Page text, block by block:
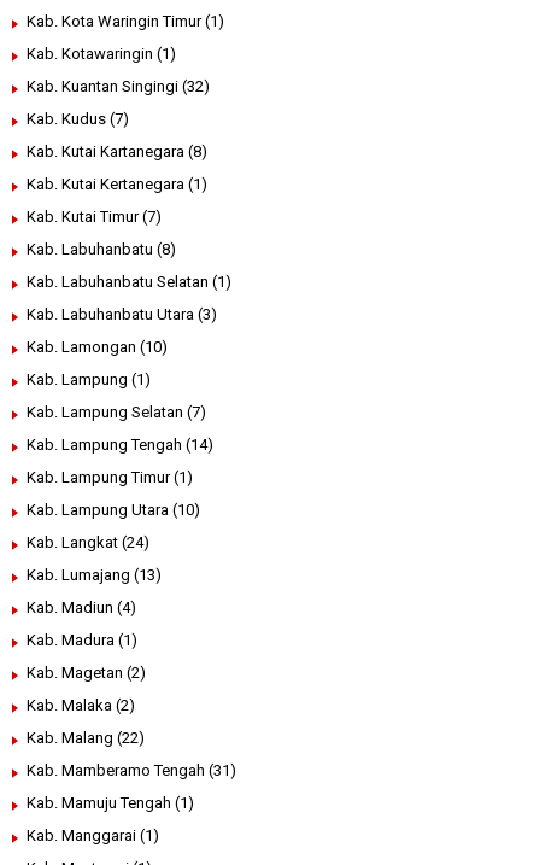
Kab. Kota Waringin Timur (1)
Kab. Kotawaringin (1)
Kab. Kuantan Singingi (32)
Kab. Kudus (7)
Kab. Kutai Kartanegara (8)
Kab. Kutai Kertanegara (1)
Kab. Kutai Timur (7)
Kab. Labuhanbatu (8)
Kab. Labuhanbatu Selatan (1)
Kab. Labuhanbatu Utara (3)
Kab. Lamongan (10)
Kab. Lampung (1)
Kab. Lampung Selatan (7)
Kab. Lampung Tengah (14)
Kab. Lampung Timur (1)
Kab. Lampung Utara (10)
Kab. Langkat (24)
Kab. Lumajang (13)
Kab. Madiun (4)
Kab. Madura (1)
Kab. Magetan (2)
Kab. Malaka (2)
Kab. Malang (22)
Kab. Mamberamo Tengah (31)
Kab. Mamuju Tengah (1)
Kab. Manggarai (1)